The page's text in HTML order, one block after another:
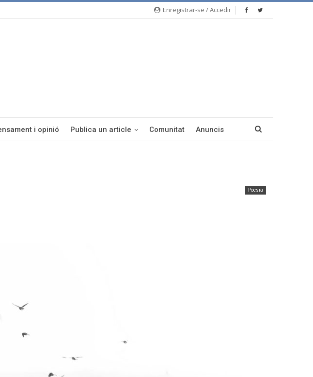
Enregistrar-se / Accedir
i opinió Publica un article Comunitat Anuncis
Poesia